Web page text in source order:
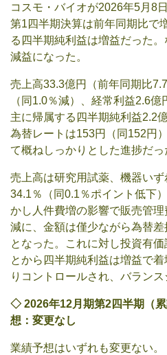
コスモ・バイオが2026年5月8
第1四半期決算は前年同期比で
る四半期純利益は増益だった
減益になった。
売上高33.3億円（前年同期比
（同1.0％減）、経常利益2.6
主に帰属する四半期純利益2.2
為替レートは153円（同152円
て概ねしっかりとした進捗だっ
売上高は研究用試薬、機器い
34.1％（同0.1％ポイント低下
かし人件費増の影響で販売管
減に、金額は僅少ながら為替
となった。これに対し投資有
とから四半期純利益は増益で
りコントロールされ、バランス
◇ 2026年12月 期第2四半期（
想：変更なし
業績予想はいずれも変更ない。